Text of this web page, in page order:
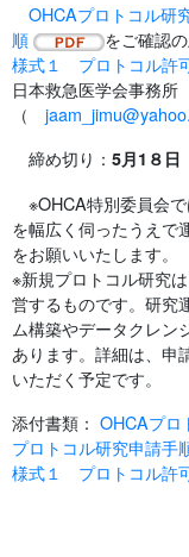
OHCAプロトコル研
順
をご確認の
様式１ プロトコル許
日本救急医学会事務所
（
締め切り： 5月1８日
※OHCA特別委員会
を幅広く伺ったうえで
をお願いいたします。
※新規プロトコル研究
営するものです。研究
ム構築やデータクレン
あります。詳細は、申
いただく予定です。
添付書類： OHCAプロ
プロトコル研究申請手
様式１ プロトコル許